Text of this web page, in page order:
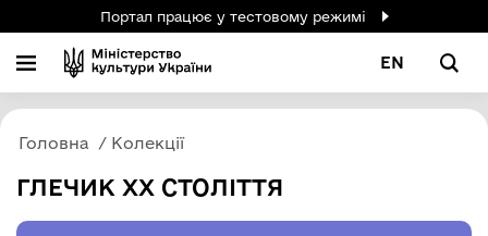
Портал працює у тестовому режимі
EN
Головна Колекції
ГЛЕЧИК ХХ СТОЛІТТЯ